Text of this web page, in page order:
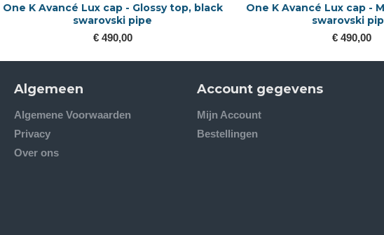
One K Avancé Lux cap - Glossy top, black
swarovski pipe
€ 490,00
One K Avancé Lux cap -
swarovski
€ 490,00
Algemeen
Algemene Voorwaarden
Privacy
Over ons
Account gegevens
Mijn Account
Bestellingen